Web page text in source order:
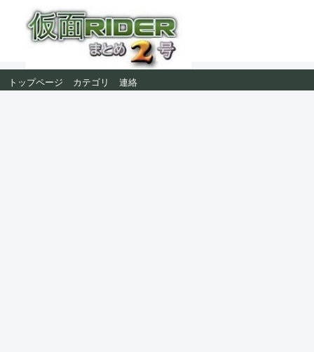
トップページ カテゴリ 連絡